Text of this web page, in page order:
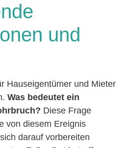
und
Hauseigentümer und Mieter
Was bedeutet ein
Diese Frage
von diesem Ereignis
darauf vorbereiten